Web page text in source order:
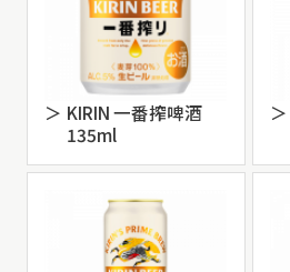
KIRIN 一番搾啤酒
135ml